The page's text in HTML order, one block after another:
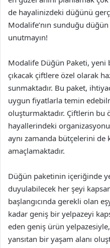
de hayalinizdeki düğünü
Modalife’nın sunduğu
unutmayın!
Modalife Düğün Paketi,
çıkacak çiftlere özel olarak
sunmaktadır. Bu paket,
uygun fiyatlarla temin
oluşturmaktadır. Çiftlerin bu
hayallerindeki
aynı zamanda bütçelerini de
amaçlamaktadır.
Düğün paketinin içeriğinde
duyulabilecek her şeyi
başlangıcında gerekli olan
kadar geniş bir yelpazeyi
eden geniş ürün
yansıtan bir yaşam alanı